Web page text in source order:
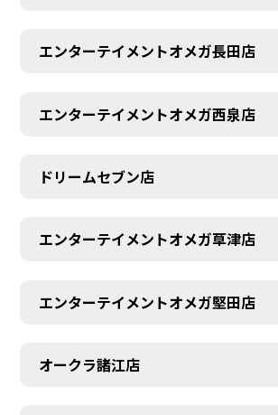
エンターテイメントオメガ長田店
エンターテイメントオメガ西泉店
ドリームセブン店
エンターテイメントオメガ草津店
エンターテイメントオメガ堅田店
オークラ諸江店